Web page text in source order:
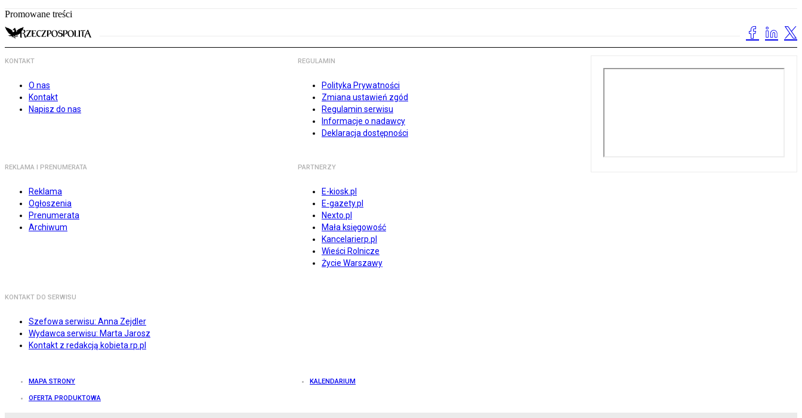
Promowane treści
KONTAKT
O nas
Kontakt
Napisz do nas
REGULAMIN
Polityka Prywatności
Zmiana ustawień zgód
Regulamin serwisu
Informacje o nadawcy
Deklaracja dostępności
REKLAMA I PRENUMERATA
Reklama
Ogłoszenia
Prenumerata
Archiwum
PARTNERZY
E-kiosk.pl
E-gazety.pl
Nexto.pl
Mała księgowość
Kancelarierp.pl
Wieści Rolnicze
Życie Warszawy
KONTAKT DO SERWISU
Szefowa serwisu: Anna Zejdler
Wydawca serwisu: Marta Jarosz
Kontakt z redakcją kobieta.rp.pl
MAPA STRONY KALENDARIUM
OFERTA PRODUKTOWA